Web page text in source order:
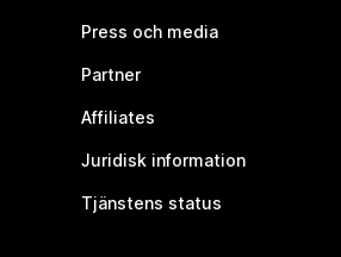
Press och media
Partner
Affiliates
Juridisk information
Tjänstens status